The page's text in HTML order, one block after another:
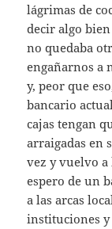
lágrimas de
decir algo
no quedaba
engañarnos a
y, peor que
bancario
cajas tengan
arraigadas en
vez y vuelvo
espero de un
a las arcas
instituciones